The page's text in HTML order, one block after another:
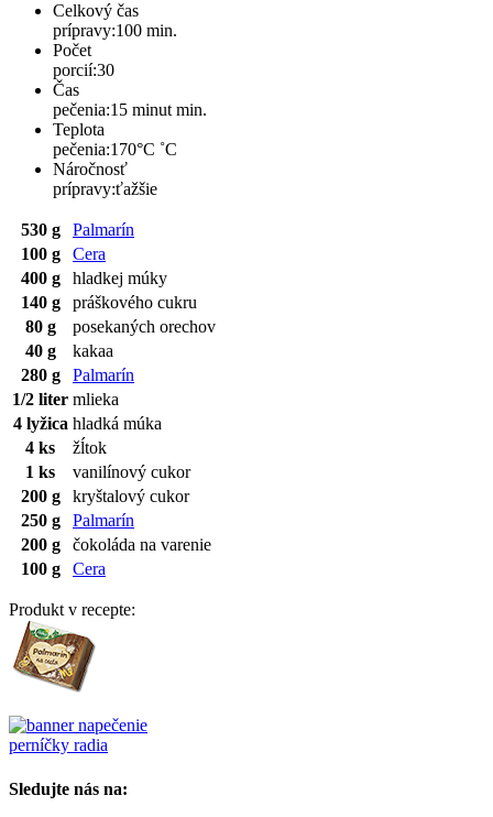
Celkový čas
prípravy:100 min.
Počet
porcií:30
Čas
pečenia:15 minut min.
Teplota
pečenia:170°C ˚C
Náročnosť
prípravy:ťažšie
530 g
Palmarín
100 g
Cera
400 g
hladkej múky
140 g
práškového cukru
80 g
posekaných orechov
40 g
kakaa
280 g
Palmarín
1/2 liter mlieka
4 lyžica hladká múka
4 ks
žĺtok
1 ks
vanilínový cukor
200 g
kryštalový cukor
250 g
Palmarín
200 g
čokoláda na varenie
100 g
Cera
Produkt v recepte:
perníčky radia
Sledujte nás na: